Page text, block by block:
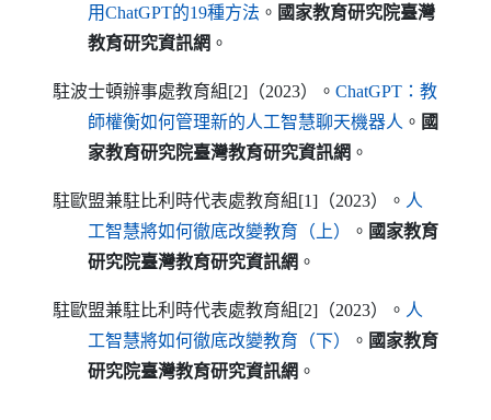
用ChatGPT的19種方法（另開新視窗）
。 國家教育研究院臺灣
教育研究資訊網 。
駐波士頓辦事處教育組[2]（2023）。 ChatGPT ：教
師權衡如何管理新的人工智慧聊天機器人（另開新視窗）
。 國
家教育研究院臺灣教育研究資訊網 。
駐歐盟兼駐比利時代表處教育組[1]（2023）。 人
工智慧將如何徹底改變教育（上）（另開新視窗）
。 國家教育
研究院臺灣教育研究資訊網 。
駐歐盟兼駐比利時代表處教育組[2]（2023）。 人
工智慧將如何徹底改變教育（下）（另開新視窗）
。 國家教育
研究院臺灣教育研究資訊網 。